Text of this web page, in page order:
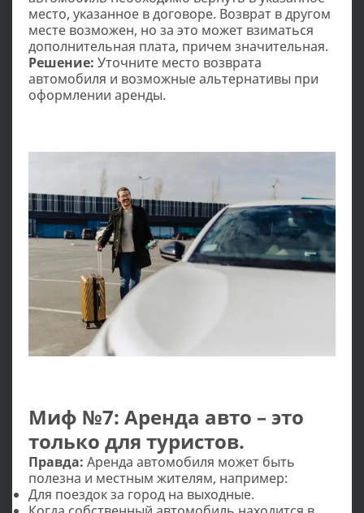
место, указанное в договоре. Возврат в другом
месте возможен, но за это может взиматься
дополнительная плата, причем значительная.
Решение: Уточните место возврата
автомобиля и возможные альтернативы при
оформлении аренды.
Миф №7: Аренда авто – это
только для туристов.
Правда: Аренда автомобиля может быть
полезна и местным жителям, например:
Для поездок за город на выходные.